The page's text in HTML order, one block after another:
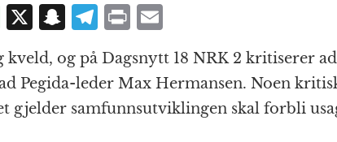
W
h
at
s
A
X S
a
p
c
T
el
e
g
r
P
n
t
m
ai
l
kveld, og på Dagsnytt 18 NRK 2 kritiserer
Pegida-leder Max Hermansen. Noen
gjelder samfunnsutviklingen skal forbli